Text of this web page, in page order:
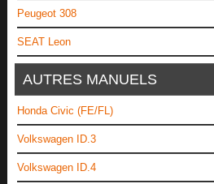
Peugeot 308
SEAT Leon
AUTRES MANUELS
Honda Civic (FE/FL)
Volkswagen ID.3
Volkswagen ID.4